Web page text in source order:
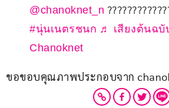
@chanoknet_n
#นุ่นเนตรชนก ♬ เสียงต้นฉบั
Chanoknet
ขอขอบคุณภาพประกอบจาก